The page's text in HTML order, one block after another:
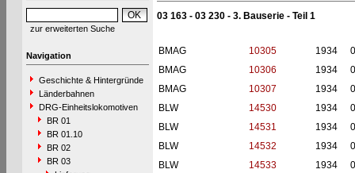
zur erweiterten Suche
Navigation
Geschichte & Hintergründe
Länderbahnen
DRG-Einheitslokomotiven
BR 01
BR 01.10
BR 02
BR 03
03 163 - 03 230 - 3. Bauserie - Teil 1
BMAG 10305 1934
BMAG
10306 1934
BMAG
10307 1934
BLW
14530 1934
BLW
14531 1934
BLW
14532 1934
BLW
14533 1934